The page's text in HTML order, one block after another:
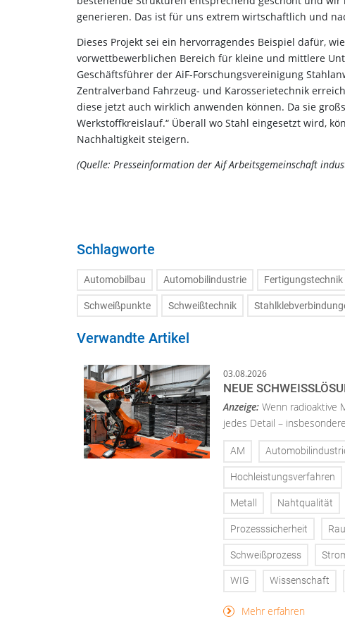
generieren. Das ist für uns extrem wirtschaftlich und
Dieses Projekt sei ein hervorragendes Beispiel dafür,
vorwettbewerblichen Bereich für kleine und mittlere
Geschäftsführer der AiF-Forschungsvereinigung
Zentralverband Fahrzeug- und Karosserietechnik
diese jetzt auch wirklich anwenden können. Da sie
Werkstoffkreislauf.“ Überall wo Stahl eingesetzt wird,
Nachhaltigkeit steigern.
(Quelle: Presseinformation der Aif Arbeitsgemeinschaft
Schlagworte
Automobilbau Automobilindustrie Fertigungstechnik
Schweißpunkte Schweißtechnik
Verwandte Artikel
03.08.2026
NEUE
Anzeige: Wenn radioaktive
jedes Detail –
AM
Hochleistungsverfahren
Metall Nahtqualität
Prozesssicherheit
Schweißprozess
WIG Wissenschaft
Mehr erfahren